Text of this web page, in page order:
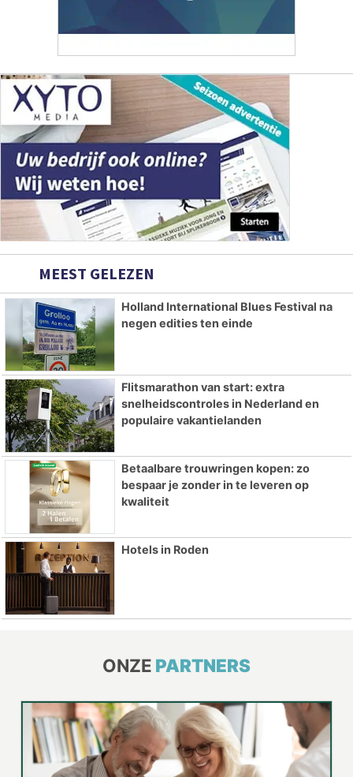
MEEST GELEZEN
Holland International Blues Festival na
negen edities ten einde
Flitsmarathon van start: extra
snelheidscontroles in Nederland en
populaire vakantielanden
Betaalbare trouwringen kopen: zo
bespaar je zonder in te leveren op
kwaliteit
Hotels in Roden
ONZE PARTNERS